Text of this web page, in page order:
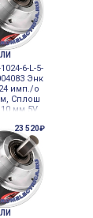
6-L-5-
Энк
имп./о
Сплош
мм 5V
23 520₽